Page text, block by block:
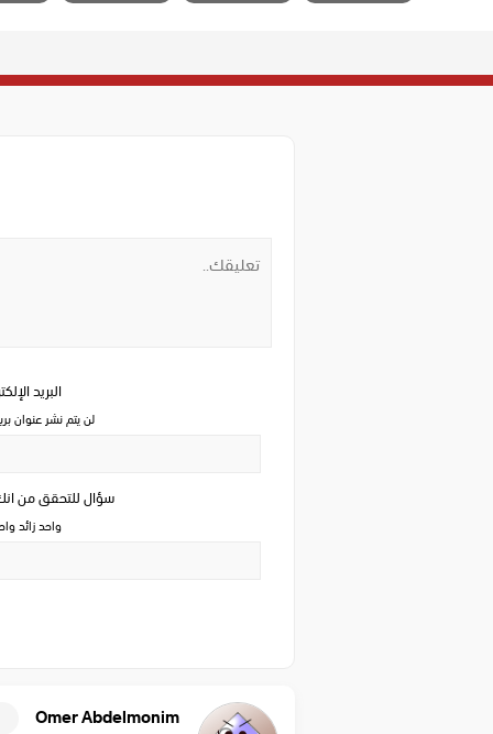
سؤال للتحقق من
واحد زائد
البريد
لن يتم نشر عنوان
Omer Abdelmonim